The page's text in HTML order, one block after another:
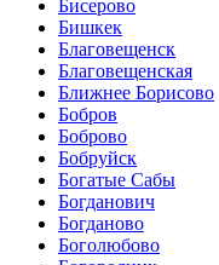
Бисерово
Бишкек
Благовещенск
Благовещенская
Ближнее Борисово
Бобров
Боброво
Бобруйск
Богатые Сабы
Богданович
Богданово
Боголюбово